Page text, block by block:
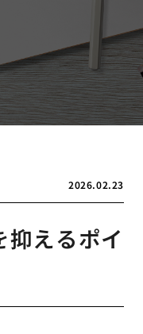
2026.02.23
えるポイ